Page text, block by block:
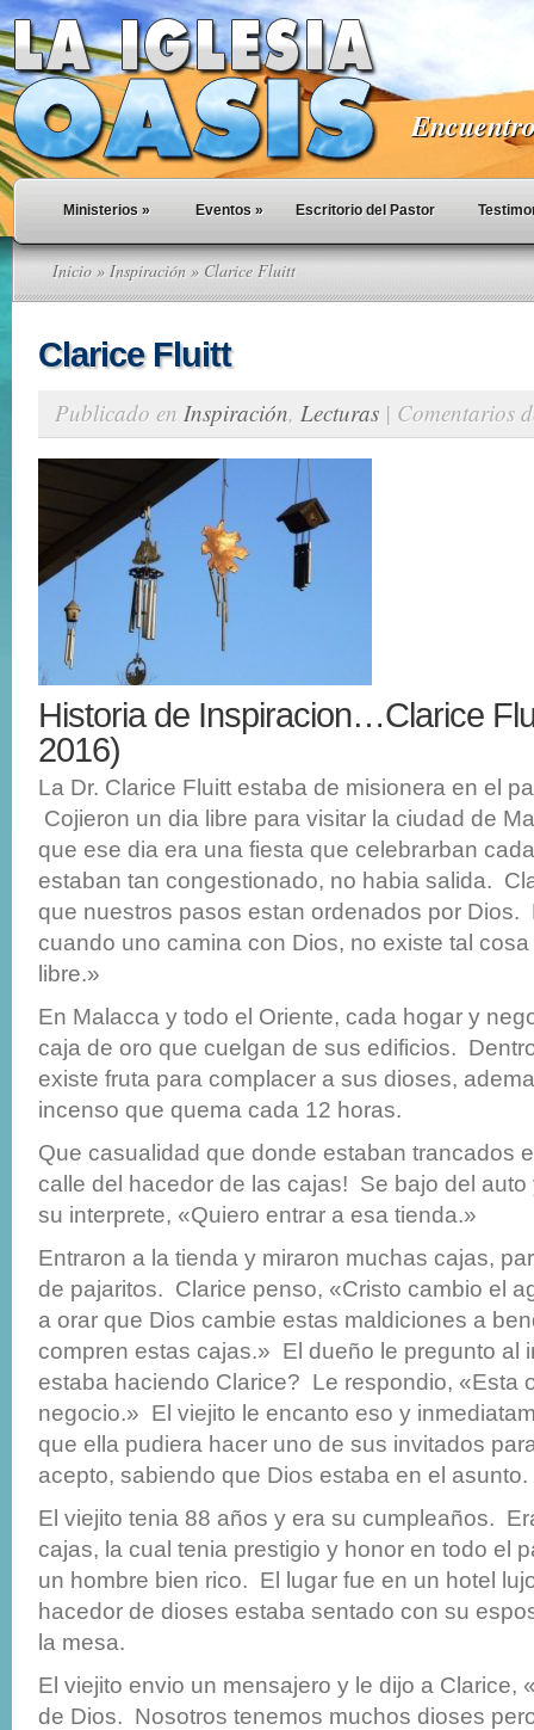
Ministerios » Eventos » Escritorio del Pastor
Inicio » Inspiración » Clarice Fluitt
Clarice Fluitt
Publicado en Inspiración, Lecturas | Comentarios
Historia de Inspiracion…Clarice
2016)
La Dr. Clarice Fluitt estaba de misionera en el
Cojieron un dia libre para visitar la ciudad de
que ese dia era una fiesta que celebrarban
estaban tan congestionado, no habia salida.
que nuestros pasos estan ordenados por Dios.
cuando uno camina con Dios, no existe tal
libre.»
En Malacca y todo el Oriente, cada hogar y
caja de oro que cuelgan de sus edificios.
existe fruta para complacer a sus dioses,
incenso que quema cada 12 horas.
Que casualidad que donde estaban trancados
calle del hacedor de las cajas! Se bajo del auto
su interprete, «Quiero entrar a esa tienda.»
Entraron a la tienda y miraron muchas cajas,
de pajaritos. Clarice penso, «Cristo cambio el
a orar que Dios cambie estas maldiciones a
compren estas cajas.» El dueño le pregunto al
estaba haciendo Clarice? Le respondio, «Esta
negocio.» El viejito le encanto eso y
que ella pudiera hacer uno de sus invitados
acepto, sabiendo que Dios estaba en el asunto.
El viejito tenia 88 años y era su cumpleaños.
cajas, la cual tenia prestigio y honor en todo el
un hombre bien rico. El lugar fue en un hotel
hacedor de dioses estaba sentado con su
la mesa.
El viejito envio un mensajero y le dijo a Clarice,
de Dios. Nosotros tenemos muchos dioses